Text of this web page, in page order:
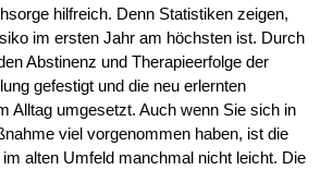
hilfreich. Denn Statistiken zeigen,
im ersten Jahr am höchsten ist. Durch
Abstinenz und Therapieerfolge der
gefestigt und die neu erlernten
Alltag umgesetzt. Auch wenn Sie sich in
viel vorgenommen haben, ist die
alten Umfeld manchmal nicht leicht. Die